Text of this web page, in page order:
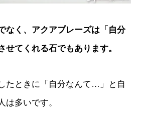
なく、アクアプレーズは「自分
せてくれる石でもあります。
たときに「自分なんて…」と自
は多いです。